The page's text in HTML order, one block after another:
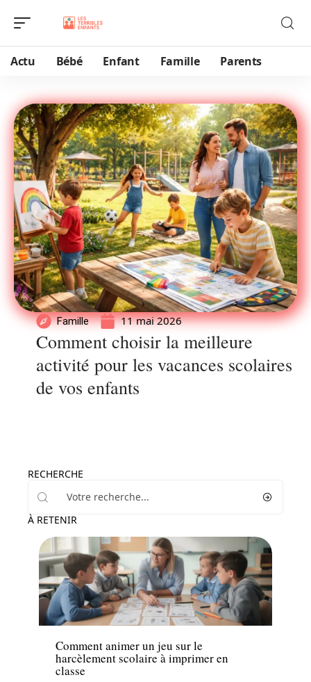
Actu Bébé Enfant Famille Parents
Famille 11 mai 2026
Comment choisir la meilleure
activité pour les vacances scolaires
de vos enfants
RECHERCHE
À RETENIR
Enfant
Comment animer un jeu sur le
harcèlement scolaire à imprimer en
classe